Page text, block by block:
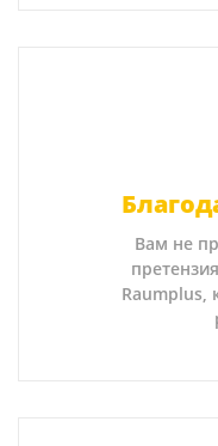
Вам не
Raumplus,